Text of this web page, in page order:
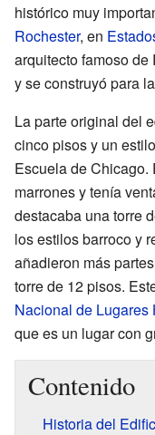
histórico muy
Rochester, en
arquitecto famoso de
y se construyó para
La parte original del
cinco pisos y un
Escuela de
marrones y tenía
destacaba una torre
los estilos barroco y
añadieron más
torre de 12 pisos.
Nacional de Lugares
que es un lugar con
Contenido
Historia del